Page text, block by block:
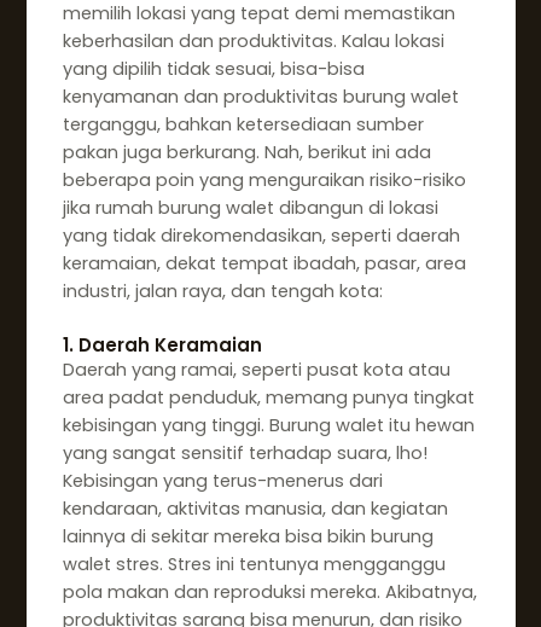
memilih lokasi yang tepat demi memastikan
keberhasilan dan produktivitas. Kalau lokasi
yang dipilih tidak sesuai, bisa-bisa
kenyamanan dan produktivitas burung walet
terganggu, bahkan ketersediaan sumber
pakan juga berkurang. Nah, berikut ini ada
beberapa poin yang menguraikan risiko-risiko
jika rumah burung walet dibangun di lokasi
yang tidak direkomendasikan, seperti daerah
keramaian, dekat tempat ibadah, pasar, area
industri, jalan raya, dan tengah kota:
1. Daerah Keramaian
Daerah yang ramai, seperti pusat kota atau
area padat penduduk, memang punya tingkat
kebisingan yang tinggi. Burung walet itu hewan
yang sangat sensitif terhadap suara, lho!
Kebisingan yang terus-menerus dari
kendaraan, aktivitas manusia, dan kegiatan
lainnya di sekitar mereka bisa bikin burung
walet stres. Stres ini tentunya mengganggu
pola makan dan reproduksi mereka. Akibatnya,
produktivitas sarang bisa menurun, dan risiko